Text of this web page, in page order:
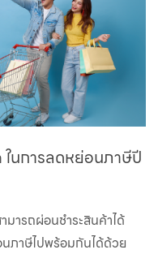
ในการลดหย่อนภาษีปี
มารถผ่อนชำระสินค้าได้
ภาษีไปพร้อมกันได้ด้วย